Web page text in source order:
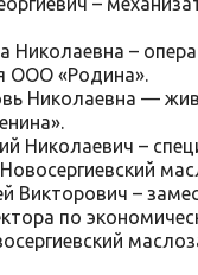
Николаевна –
ООО «Родина».
Николаевна —
Николаевич –
Викторович –
по